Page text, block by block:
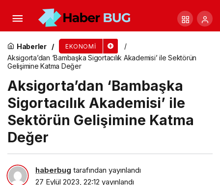
Haberler EKONOMI
Aksigorta’dan ‘Bambaşka Sigortacılık Akademisi’ ile Sektörün
Gelişimine Katma Değer
Aksigorta’dan ‘Bambaşka
Sigortacılık Akademisi’ ile
Sektörün Gelişimine Katma
Değer
haberbug tarafından yayınlandı
27 Eylül 2023, 22:12 yayınlandı
Şişecam Lüleburgaz’da Otocam Hattını Devreye